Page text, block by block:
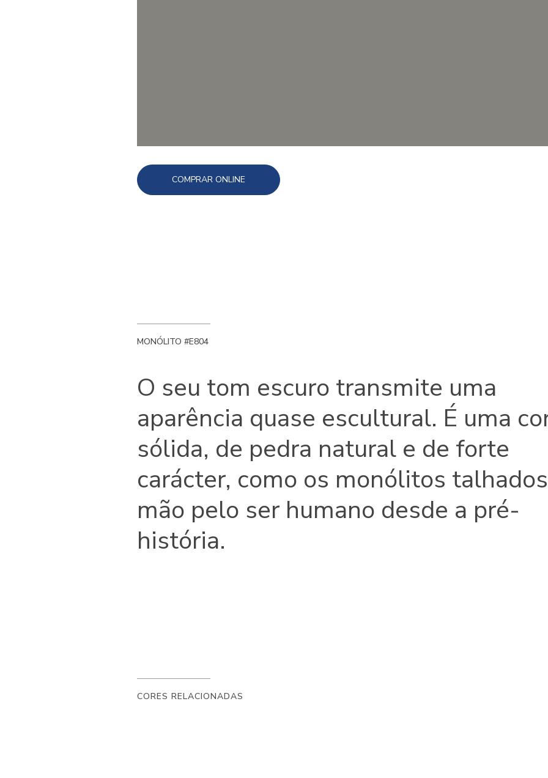
COMPRAR ONLINE
MONÓLITO #E804
O seu tom escuro transmite uma
aparência quase escultural. É uma
sólida, de pedra natural e de forte
carácter, como os monólitos
mão pelo ser humano desde a pré-
história.
CORES RELACIONADAS